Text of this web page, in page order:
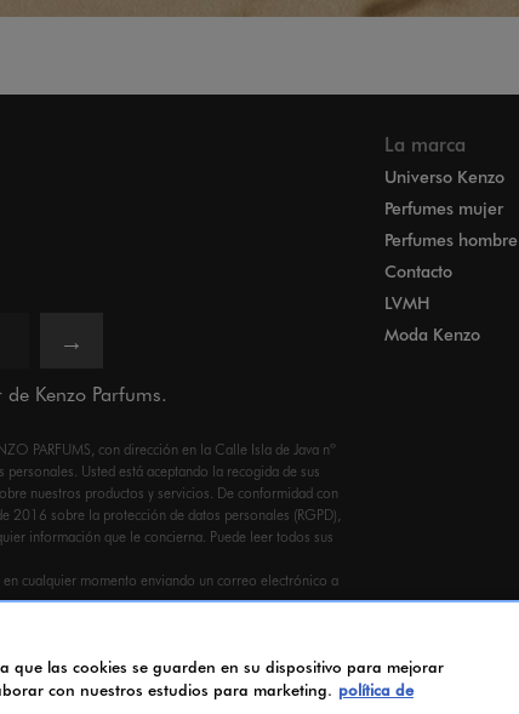
→
Kenzo Parfums.
PARFUMS, con dirección en la Calle Isla de Java nº
Usted está aceptando la recogida de sus
nuestros productos y servicios. De conformidad con
sobre la protección de datos personales (RGPD),
información que le concierna. Puede leer todos sus
en cualquier momento enviando un correo electrónico a
La marca
Universo Kenzo
Perfumes mujer
Perfumes hombre
Contacto
LVMH
Moda Kenzo
que las cookies se guarden en su dispositivo para mejorar
con nuestros estudios para marketing. política de